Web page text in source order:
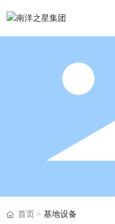
首页 基地设备